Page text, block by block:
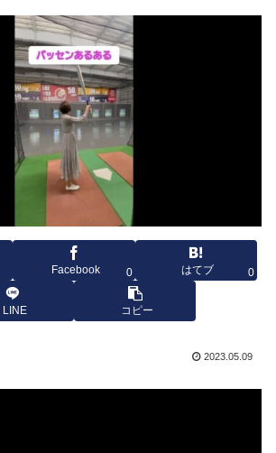
Facebook 0 はてブ 0
LINE コピー
2023.05.09